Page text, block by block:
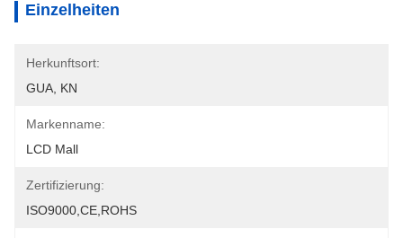
Einzelheiten
Herkunftsort:
GUA, KN
Markenname:
LCD Mall
Zertifizierung:
ISO9000,CE,ROHS